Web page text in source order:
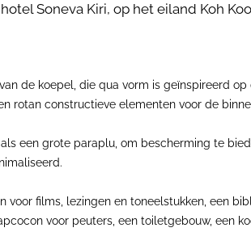
Soneva Kiri, op het eiland Koh
de koepel, die qua vorm is geïnspireerd
rotan constructieve elementen voor de
een grote paraplu, om bescherming te
films, lezingen en toneelstukken, een
voor peuters, een toiletgebouw, een